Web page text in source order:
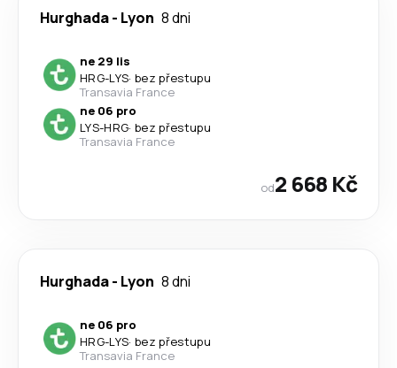
Hurghada- Lyon 8 dni
ne 29 lis
HRG-LYS· bez přestupu
Transavia France
ne 06 pro
LYS-HRG· bez přestupu
Transavia France
od2 668 Kč
Hurghada- Lyon 8 dni
ne 06 pro
HRG-LYS· bez přestupu
Transavia France